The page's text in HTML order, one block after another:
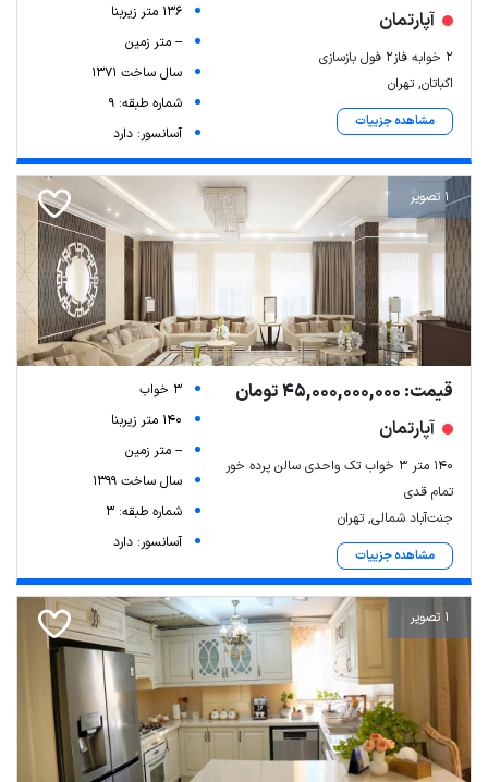
آپارتمان
۲ خوابه فاز۲ فول بازسازی
اکباتان, تهران
مشاهده جزییات
136 متر زیربنا
-- متر زمین
سال ساخت 1371
شماره طبقه: 9
آسانسور: دارد
1 تصویر
قیمت: 45,000,000,000 تومان
آپارتمان
۱۴۰ متر ۳ خواب تک واحدی سالن پرده خور
تمام قدی
جنت‌آباد شمالی, تهران
مشاهده جزییات
3 خواب
140 متر زیربنا
-- متر زمین
سال ساخت 1399
شماره طبقه: 3
آسانسور: دارد
1 تصویر